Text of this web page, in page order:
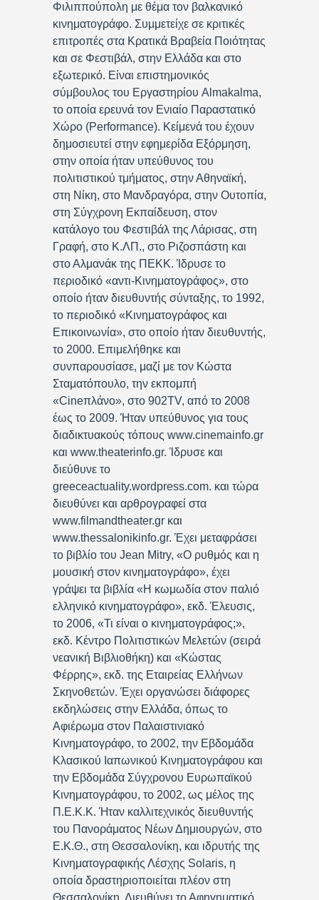
Φιλιππούπολη με θέμα τον βαλκανικό
κινηματογράφο. Συμμετείχε σε κριτικές
επιτροπές στα Κρατικά Βραβεία Ποιότητας
και σε Φεστιβάλ, στην Ελλάδα και στο
εξωτερικό. Είναι επιστημονικός
σύμβουλος του Εργαστηρίου Almakalma,
το οποία ερευνά τον Ενιαίο Παραστατικό
Χώρο (Performance). Κείμενά του έχουν
δημοσιευτεί στην εφημερίδα Εξόρμηση,
στην οποία ήταν υπεύθυνος του
πολιτιστικού τμήματος, στην Αθηναϊκή,
στη Νίκη, στο Μανδραγόρα, στην Ουτοπία,
στη Σύγχρονη Εκπαίδευση, στον
κατάλογο του Φεστιβάλ της Λάρισας, στη
Γραφή, στο Κ.ΛΠ., στο Ριζοσπάστη και
στο Αλμανάκ της ΠΕΚΚ. Ίδρυσε το
περιοδικό «αντι-Κινηματογράφος», στο
οποίο ήταν διευθυντής σύνταξης, το 1992,
το περιοδικό «Κινηματογράφος και
Επικοινωνία», στο οποίο ήταν διευθυντής,
το 2000. Επιμελήθηκε και
συνπαρουσίασε, μαζί με τον Κώστα
Σταματόπουλο, την εκπομπή
«Cineπλάνο», στο 902TV, από το 2008
έως το 2009. Ήταν υπεύθυνος για τους
διαδικτυακούς τόπους www.cinemainfo.gr
και www.theaterinfo.gr. Ίδρυσε και
διεύθυνε το
greeceactuality.wordpress.com. και τώρα
διευθύνει και αρθρογραφεί στα
www.filmandtheater.gr και
www.thessalonikinfo.gr. Έχει μεταφράσει
το βιβλίο του Jean Mitry, «Ο ρυθμός και η
μουσική στον κινηματογράφο», έχει
γράψει τα βιβλία «Η κωμωδία στον παλιό
ελληνικό κινηματογράφο», εκδ. Έλευσις,
το 2006, «Τι είναι ο κινηματογράφος;»,
εκδ. Κέντρο Πολιτιστικών Μελετών (σειρά
νεανική Βιβλιοθήκη) και «Κώστας
Φέρρης», εκδ. της Εταιρείας Ελλήνων
Σκηνοθετών. Έχει οργανώσει διάφορες
εκδηλώσεις στην Ελλάδα, όπως το
Αφιέρωμα στον Παλαιστινιακό
Κινηματογράφο, το 2002, την Εβδομάδα
Κλασικού Ιαπωνικού Κινηματογράφου και
την Εβδομάδα Σύγχρονου Ευρωπαϊκού
Κινηματογράφου, το 2002, ως μέλος της
Π.Ε.Κ.Κ. Ήταν καλλιτεχνικός διευθυντής
του Πανοράματος Νέων Δημιουργών, στο
Ε.Κ.Θ., στη Θεσσαλονίκη, και ιδρυτής της
Κινηματογραφικής Λέσχης Solaris, η
οποία δραστηριοποιείται πλέον στη